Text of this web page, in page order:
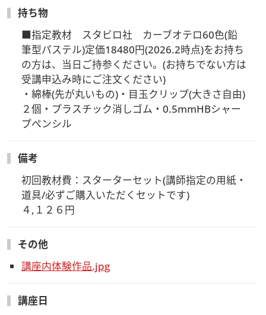
お電話で受付中です。下記のお電話番号よりお申込みくださ
い。
ヴォーグ学園心斎橋校
06-6241-1075
持ち物
■指定教材　スタビロ社　カーブオテロ60色(鉛
筆型パステル)定価18480円(2026.2時点)をお持ち
の方は、当日ご持参ください。(お持ちでない方は
受講申込み時にご注文ください)
・綿棒(先が丸いもの)・目玉クリップ(大きさ自由)
２個・プラスチック消しゴム・0.5mmHBシャー
プペンシル
備考
初回教材費：スターターセット(講師指定の用紙・
道具/必ずご購入いただくセットです)
４,１２６円
その他
講座内体験作品.jpg
講座日